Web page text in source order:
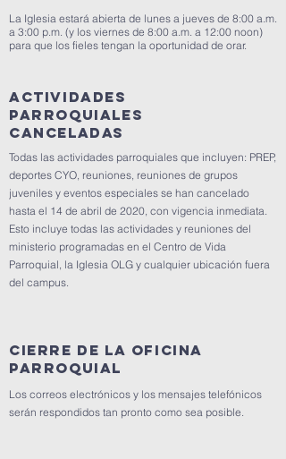
La Iglesia estará abierta de lunes a jueves de 8:00 a.m.
a 3:00 p.m. (y los viernes de 8:00 a.m. a 12:00 noon)
para que los fieles tengan la oportunidad de orar.
Actividades
parroquiales
canceladas
Todas las actividades parroquiales que incluyen: PREP,
deportes CYO, reuniones, reuniones de grupos
juveniles y eventos especiales se han cancelado
hasta el 14 de abril de 2020, con vigencia inmediata.
Esto incluye todas las actividades y reuniones del
ministerio programadas en el Centro de Vida
Parroquial, la Iglesia OLG y cualquier ubicación fuera
del campus.
Cierre de la Oficina
Parroquial
Los correos electrónicos y los mensajes telefónicos
serán respondidos tan pronto como sea posible.